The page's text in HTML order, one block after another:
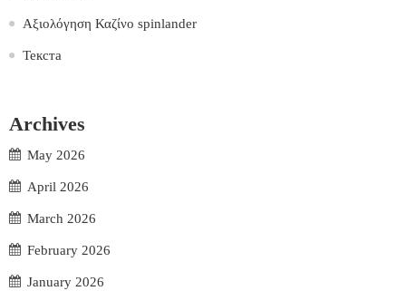
Αξιολόγηση Καζίνο spinlander
Текста
Archives
May 2026
April 2026
March 2026
February 2026
January 2026